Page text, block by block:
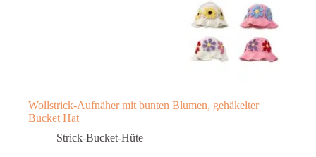
Wollstrick-Aufnäher mit bunten Blumen, gehäkelter
Bucket Hat
Strick-Bucket-Hüte